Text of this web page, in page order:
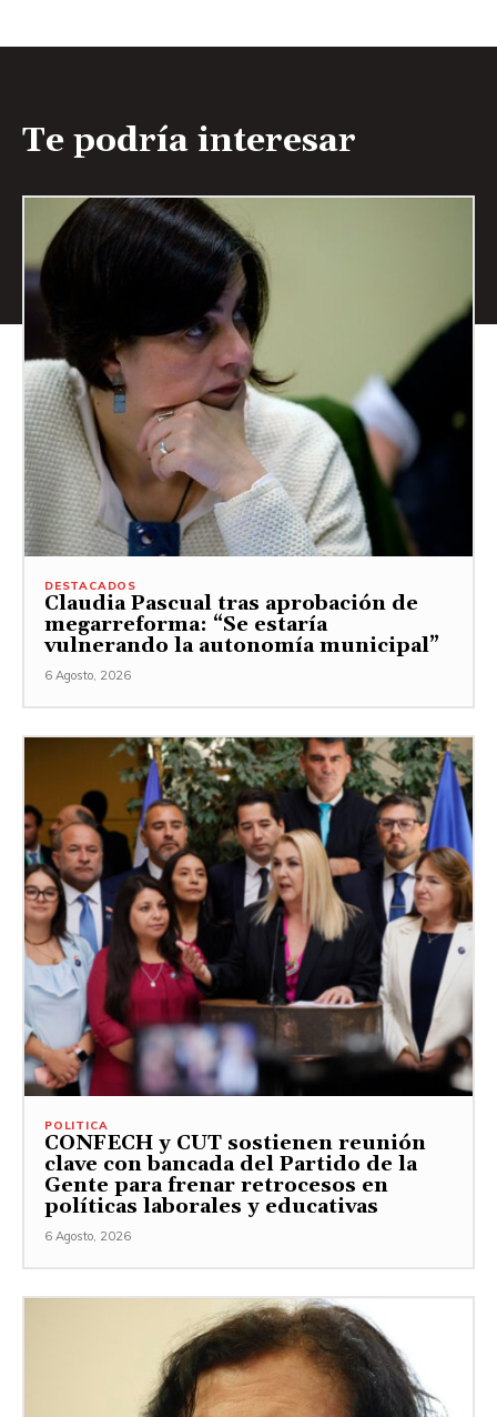
Te podría interesar
DESTACADOS
Claudia Pascual tras aprobación de
megarreforma: “Se estaría
vulnerando la autonomía municipal”
6 Agosto, 2026
POLITICA
CONFECH y CUT sostienen reunión
clave con bancada del Partido de la
Gente para frenar retrocesos en
políticas laborales y educativas
6 Agosto, 2026